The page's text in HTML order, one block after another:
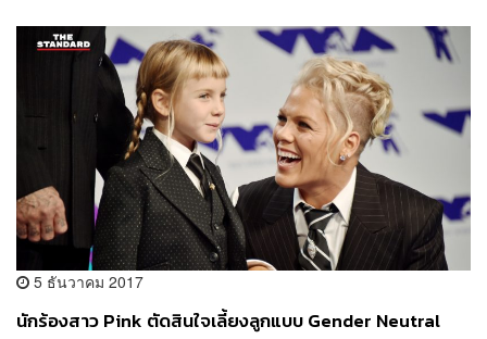
5 ธันวาคม 2017
นักร้องสาว Pink ตัดสินใจเลี้ยงลูกแบบ Gender Neutral